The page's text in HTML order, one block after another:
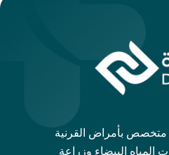
متخصص بأمراض القرنية
المياه البيضاء وزراعة